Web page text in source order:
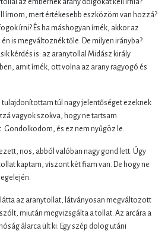
az embernek arany dolgokat kell írnia?
írnom, mert értékesebb eszközöm van hozzá?
írni? És ha máshogyan írnék, akkor az
is megváltoznék tőle. De milyen irányba?
kérdés is: az aranytollal Midász király
amit írnék, ott volna az arany ragyogó és
túl nagy jelentőséget ezeknek
vagyok szokva, hogy ne tartsam
Gondolkodom, és ez nem nyűgöz le.
nos, abból valóban nagy gond lett. Úgy
kaptam, viszont két fiam van. De hogy ne
az aranytollat, látványosan megváltozott
miután megvizsgálta a tollat. Az arcára a
álarca ült ki. Egy szép dolog utáni